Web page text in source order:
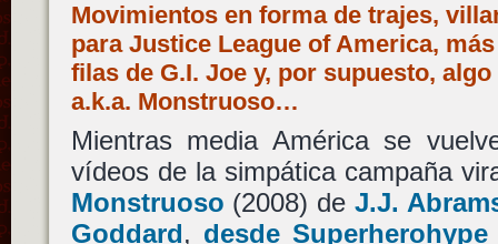
Movimientos en forma de trajes,
para Justice League of America,
filas de G.I. Joe y, por supuesto,
a.k.a. Monstruoso…
Mientras media América se
vídeos de la simpática campaña
Monstruoso (2008) de J.J.
Goddard, desde